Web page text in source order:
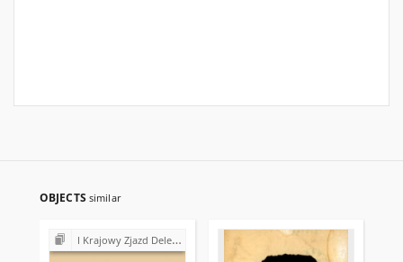
OBJECTS similar
I Krajowy Zjazd Delegatów NSZZ "Solidarność" (1981)